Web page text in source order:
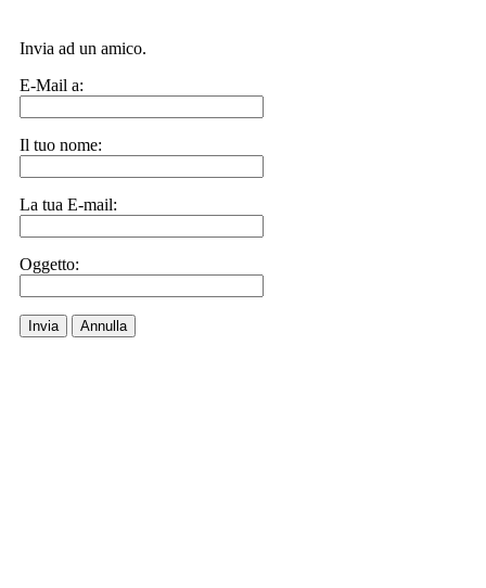
Invia ad un amico.
E-Mail a:
Il tuo nome:
La tua E-mail:
Oggetto:
Invia Annulla